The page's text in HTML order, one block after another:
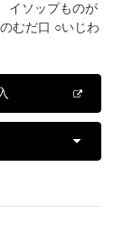
イソップものが
むだ口 ○いじわ